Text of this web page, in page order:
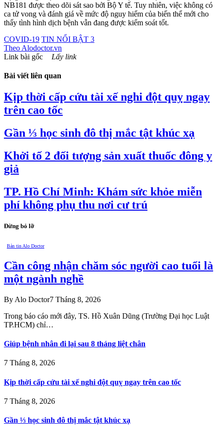
NB181 được theo dõi sát sao bởi Bộ Y tế. Tuy nhiên, việc không có
ca tử vong và đánh giá về mức độ nguy hiểm của biến thể mới cho
thấy tình hình dịch bệnh vẫn đang được kiểm soát tốt.
COVID-19 TIN NỔI BẬT 3
Theo Alodoctor.vn
Link bài gốc
Lấy link
Bài viết liên quan
Kịp thời cấp cứu tài xế nghi đột quỵ ngay
trên cao tốc
Gần ⅓ học sinh đô thị mắc tật khúc xạ
Khởi tố 2 đối tượng sản xuất thuốc đông y
giả
TP. Hồ Chí Minh: Khám sức khỏe miễn
phí không phụ thu nơi cư trú
Đừng bỏ lỡ
Bản tin Alo Doctor
Cần công nhận chăm sóc người cao tuổi là
một ngành nghề
By Alo Doctor7 Tháng 8, 2026
Trong báo cáo mới đây, TS. Hồ Xuân Dũng (Trường Đại học Luật
TP.HCM) chỉ…
Giúp bệnh nhân đi lại sau 8 tháng liệt chân
7 Tháng 8, 2026
Kịp thời cấp cứu tài xế nghi đột quỵ ngay trên cao tốc
7 Tháng 8, 2026
Gần ⅓ học sinh đô thị mắc tật khúc xạ